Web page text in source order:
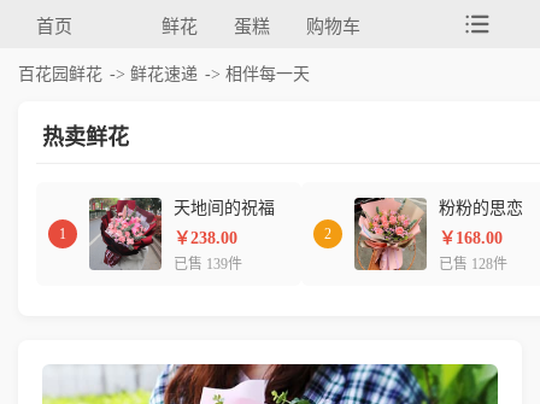
首页 鲜花 蛋糕 购物车
百花园鲜花 -> 鲜花速递 -> 相伴每一天
热卖鲜花
1
天地间的祝福
￥238.00
已售 139件
2
粉粉的思恋
￥168.00
已售 128件